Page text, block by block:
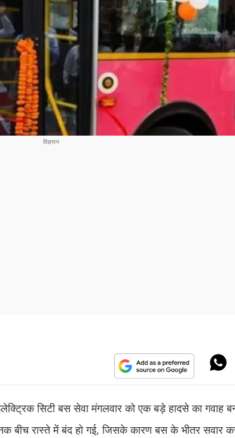
सिटी बस सेवा मंगलवार को एक बड़े हादसे का गवाह
बीच रास्ते में बंद हो गई, जिसके कारण बस के भीतर सवार